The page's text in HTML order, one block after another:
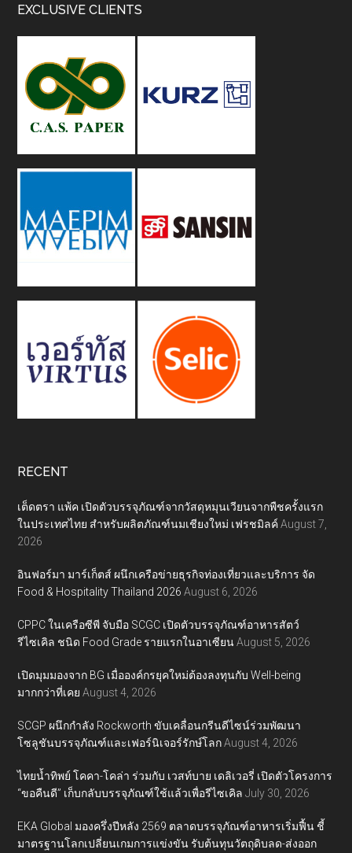
Footer
EXCLUSIVE CLIENTS
RECENT
เต็ดตรา แพ้ค เปิดตัวบรรจุภัณฑ์จากวัสดุหมุนเวียนจากพืชครั้งแรก
ในประเทศไทย สำหรับผลิตภัณฑ์นมเชียงใหม่ เฟรชมิลค์ August 7,
2026
อินฟอร์มา มาร์เก็ตส์ ผนึกเครือข่ายธุรกิจท่องเที่ยวและบริการ จัด
Food & Hospitality Thailand 2026 August 6, 2026
CPPC ในเครือซีพี จับมือ SCGC เปิดตัวบรรจุภัณฑ์อาหารสัตว์
รีไซเคิล ชนิด Food Grade รายแรกในอาเซียน August 5, 2026
เปิดมุมมองจาก BG เมื่อองค์กรยุคใหม่ต้องลงทุนกับ Well-being
มากกว่าที่เคย August 4, 2026
SCGP ผนึกกำลัง Rockworth ขับเคลื่อนกรีนดีไซน์ร่วมพัฒนา
โซลูชันบรรจุภัณฑ์และเฟอร์นิเจอร์รักษ์โลก August 4, 2026
ไทยน้ำทิพย์ โคคา-โคล่า ร่วมกับ เวสท์บาย เดลิเวอรี่ เปิดตัวโครงการ
“ขอคืนดี” เก็บกลับบรรจุภัณฑ์ใช้แล้วเพื่อรีไซเคิล July 30, 2026
EKA Global มองครึ่งปีหลัง 2569 ตลาดบรรจุภัณฑ์อาหารเริ่มฟื้น ชี้
มาตรฐานโลกเปลี่ยนเกมการแข่งขัน รับต้นทุนวัตถุดิบลด-ส่งออก